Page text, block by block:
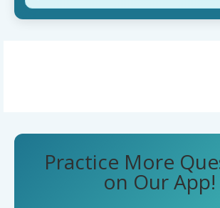
Practice More
on Our App!